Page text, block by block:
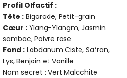
Profil Olfactif :
Tête : Bigarade, Petit-grain
Cœur : Ylang-Ylangm, Jasmin
sambac, Poivre rose
Fond : Labdanum Ciste, Safran,
Lys, Benjoin et Vanille
Nom secret : Vert Malachite